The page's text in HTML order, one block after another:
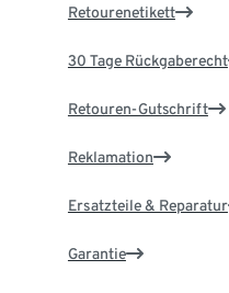
Retourenetikett
30 Tage Rückgaberecht
Retouren-Gutschrift
Reklamation
Ersatzteile & Reparatur
Garantie